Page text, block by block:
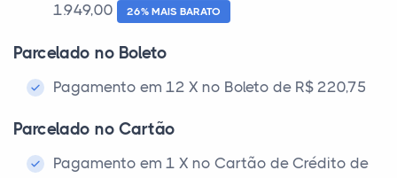
1.949,00
26% MAIS BARATO
Parcelado no Boleto
Pagamento em 12 X no Boleto de R$ 220,75
Parcelado no Cartão
Pagamento em 1 X no Cartão de Crédito de